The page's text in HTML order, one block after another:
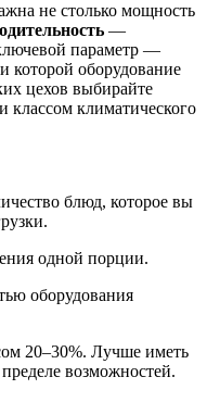
не столько мощность
—
параметр —
которой оборудование
цехов выбирайте
климатического
блюд, которое вы
одной порции.
оборудования
20–30%. Лучше иметь
возможностей.